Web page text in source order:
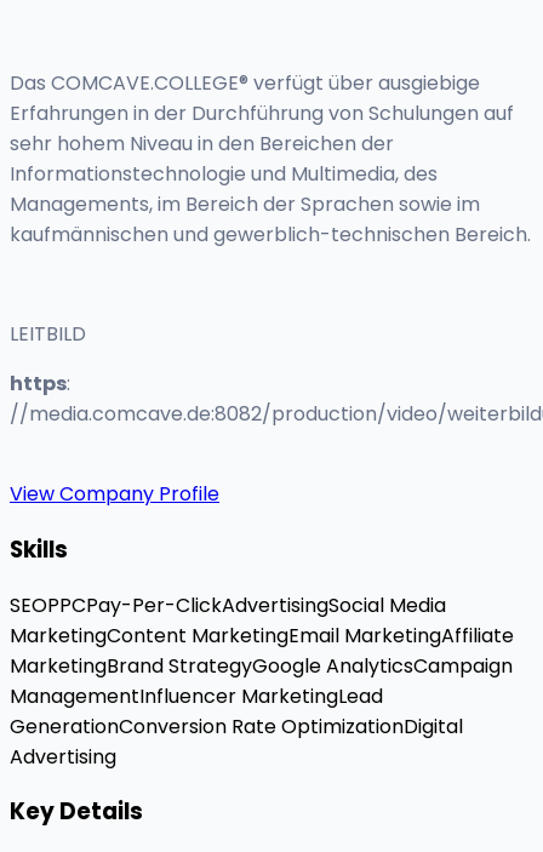
Das COMCAVE.COLLEGE® verfügt über ausgiebige
Erfahrungen in der Durchführung von Schulungen auf
sehr hohem Niveau in den Bereichen der
Informationstechnologie und Multimedia, des
Managements, im Bereich der Sprachen sowie im
kaufmännischen und gewerblich-technischen Bereich.
LEITBILD
https:
//media.comcave.de:8082/production/video/
View Company Profile
Skills
SEOPPCPay-Per-ClickAdvertisingSocial Media
MarketingContent MarketingEmail MarketingAffiliate
MarketingBrand StrategyGoogle AnalyticsCampaign
ManagementInfluencer MarketingLead
GenerationConversion Rate OptimizationDigital
Advertising
Key Details